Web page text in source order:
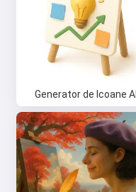
Generator de Icoane AI